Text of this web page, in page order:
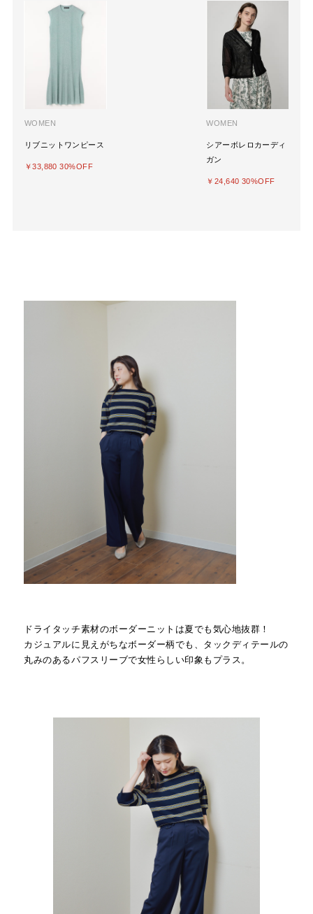
WOMEN
リブニットワンピース
￥33,880 30%OFF
WOMEN
シアーボレロカーディ
ガン
￥24,640 30%OFF
ドライタッチ素材のボーダーニットは夏でも気心地抜群！
カジュアルに見えがちなボーダー柄でも、タックディテールの
丸みのあるパフスリーブで女性らしい印象もプラス。